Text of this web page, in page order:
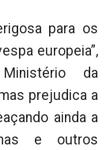
para os
europeia”,
da
prejudica a
ainda a
e outros